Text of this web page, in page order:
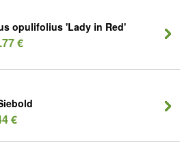
opulifolius 'Lady in Red'
€
€